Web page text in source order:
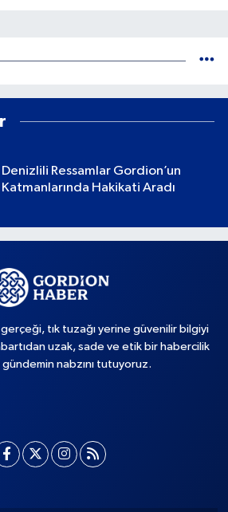
Denizlili Ressamlar Gordion’un
Katmanlarında Hakikati Aradı
tık tuzağı yerine güvenilir bilgiyi
uzak, sade ve etik bir habercilik
gündemin nabzını tutuyoruz.